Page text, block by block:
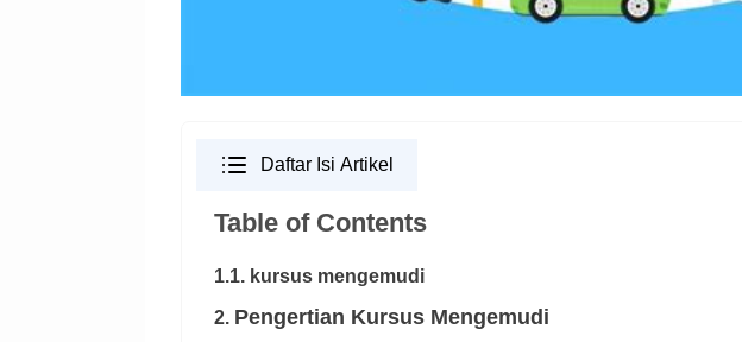
Daftar Isi Artikel
Table of Contents
1.1. kursus mengemudi
2. Pengertian Kursus Mengemudi